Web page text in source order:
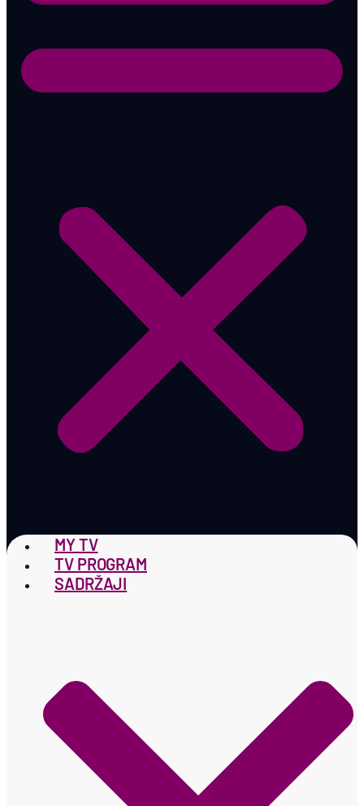
MY TV
TV PROGRAM
SADRŽAJI